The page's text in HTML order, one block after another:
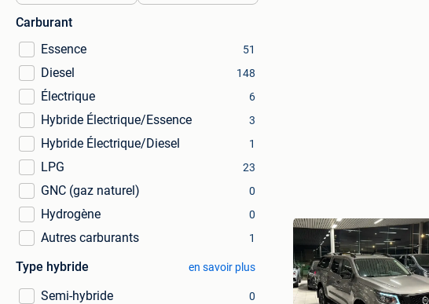
Carburant
Essence
51
Diesel 148
Électrique 6
Hybride Électrique/Essence 3
Hybride Électrique/Diesel 1
LPG 23
GNC (gaz naturel) 0
Hydrogène 0
Autres carburants 1
Type hybride en savoir plus
Semi-hybride 0